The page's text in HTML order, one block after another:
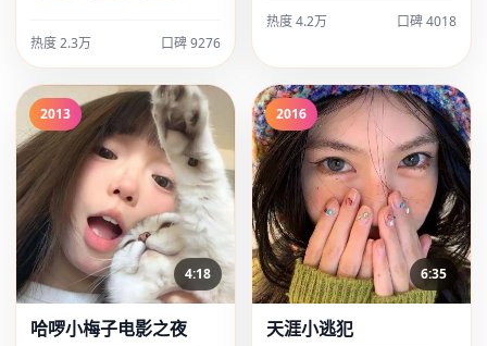
热度 2.3万 口碑 9276
热度 4.2万 口碑 4018
2013
4:18
哈啰小梅子电影之夜
2016
6:35
天涯小逃犯